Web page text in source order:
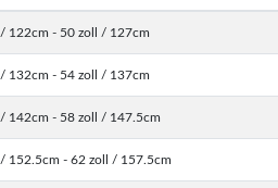
122cm - 50 zoll / 127cm
132cm - 54 zoll / 137cm
142cm - 58 zoll / 147.5cm
152.5cm - 62 zoll / 157.5cm